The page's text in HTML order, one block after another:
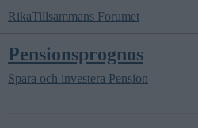
RikaTillsammans Forumet
Pensionsprognos
Spara och investera Pension